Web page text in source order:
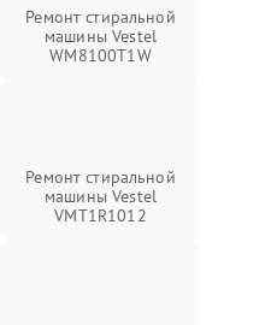
Ремонт стиральной
машины Vestel
WM8100T1W
Ремонт стиральной
машины Vestel
VMT1R1012